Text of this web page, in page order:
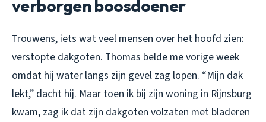
verborgen boosdoener
Trouwens, iets wat veel mensen over het hoofd zien:
verstopte dakgoten. Thomas belde me vorige week
omdat hij water langs zijn gevel zag lopen. “Mijn dak
lekt,” dacht hij. Maar toen ik bij zijn woning in Rijnsburg
kwam, zag ik dat zijn dakgoten volzaten met bladeren